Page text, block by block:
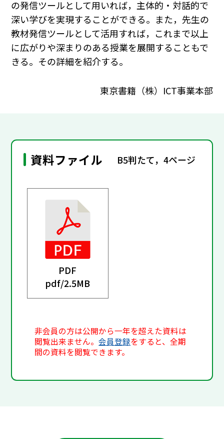
の発信ツールとして用いれば，主体的・対話的で
深い学びを実現することができる。また，先生の
教材発信ツールとして活用すれば，これまで以上
に広がりや深まりのある授業を展開することもで
きる。その詳細を紹介する。
東京書籍（株）ICT事業本部
資料ファイル B5判たて，4ページ
PDF
pdf/2.5MB
非会員の方は公開から一年を超えた資料は
閲覧出来ません。会員登録をすると、全期
間の資料を閲覧できます。